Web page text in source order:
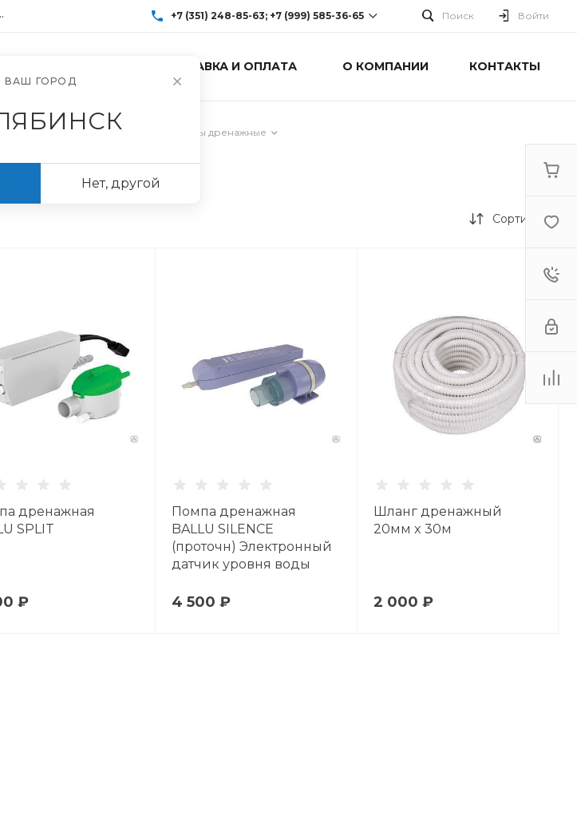
+7 (351) 248-85-63; +7 (999) 585-36-65
+7 (351) 248-85-63; +7 (999) 585-36-65
Поиск Войти
ДОСТАВКА И ОПЛАТА О КОМПАНИИ КОНТАКТЫ
монтажа кондиционеров Помпы дренажные
Сортировка
дренажная
SPLIT
₽
Помпа дренажная
BALLU SILENCE
(проточн) Электронный
датчик уровня воды
4 500 ₽
Шланг дренажный
20мм x 30м
2 000 ₽
ВАШ ГОРОД
Нет, другой